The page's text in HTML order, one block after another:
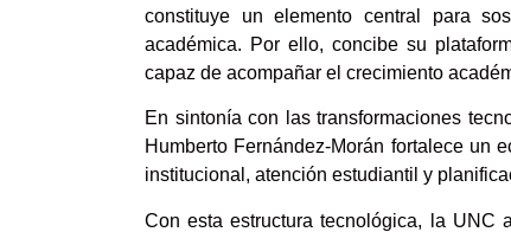
constituye un elemento central para
académica. Por ello, concibe su
capaz de acompañar el crecimiento
En sintonía con las transformaciones
Humberto Fernández-Morán fortalece un
institucional, atención estudiantil y
Con esta estructura tecnológica, la UNC